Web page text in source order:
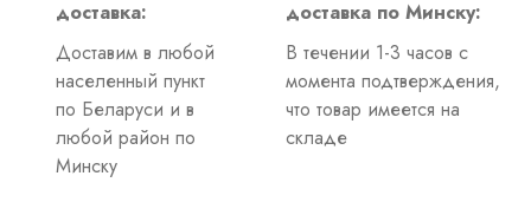
доставка:
Доставим в любой
населенный пункт
по Беларуси и в
любой район по
Минску
доставка по Минску:
В течении 1-3 часов с
момента подтверждения,
что товар имеется на
складе